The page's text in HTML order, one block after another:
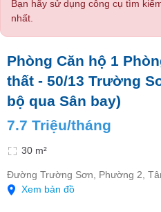
Bạn hãy sử dụng công cụ tìm
nhất.
Phòng Căn hộ 1
thất - 50/13 Trường
bộ qua Sân bay)
7.7 Triệu/tháng
30 m²
Đường Trường Sơn, Phường 2,
Xem bản đồ